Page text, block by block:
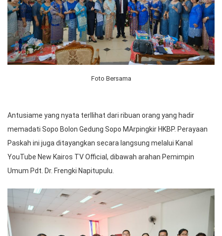
Foto Bersama
Antusiame yang nyata terllihat dari ribuan orang yang hadir
memadati Sopo Bolon Gedung Sopo MArpingkir HKBP. Perayaan
Paskah ini juga ditayangkan secara langsung melalui Kanal
YouTube New Kairos TV Official, dibawah arahan Pemimpin
Umum Pdt. Dr. Frengki Napitupulu.